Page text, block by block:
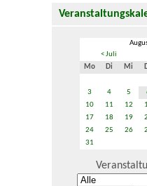
< Juli
Mo
Di Mi
3
4 5
10
11 12
17
18 19
24
25 26
31